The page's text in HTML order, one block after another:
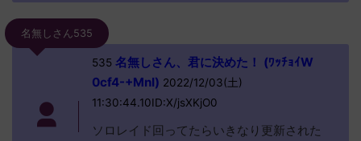
名無しさん535
535名無しさん、君に決めた！ (ﾜｯﾁｮｲW
0cf4-+MnI) 2022/12/03(土)
11:30:44.10ID:X/jsXKjO0
ソロレイド回ってたらいきなり更新された